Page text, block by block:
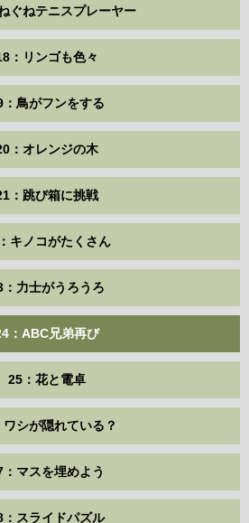
ぐねテニスプレーヤー
：リンゴも色々
：鳥がフンをする
：オレンジの木
：跳び箱に挑戦
キノコがたくさん
：力士がうろうろ
：ABC兄弟再び
25：花と電卓
ワシが隠れている？
：マスを埋めよう
：スライドパズル